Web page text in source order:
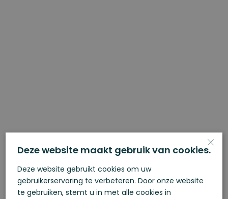
Bedrijfsruimte of
×
Deze website maakt gebruik van cookies.
Deze website gebruikt cookies om uw
gebruikerservaring te verbeteren. Door onze website
te gebruiken, stemt u in met alle cookies in